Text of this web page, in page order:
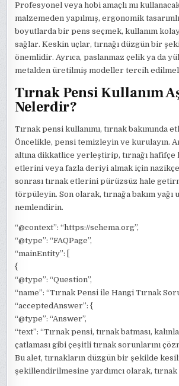
Profesyonel veya hobi amaçlı mı
malzemeden yapılmış, ergonomik
boyutlarda bir pens seçmek, kullanım
sağlar. Keskin uçlar, tırnağı düzgün bir
önemlidir. Ayrıca, paslanmaz çelik ya da
metalden üretilmiş modeller tercih
Tırnak Pensi Kullanım
Nelerdir?
Tırnak pensi kullanımı, tırnak bakımında
Öncelikle, pensi temizleyin ve kurulayın.
altına dikkatlice yerleştirip, tırnağı hafifçe
etlerini veya fazla deriyi almak için nazikçe
sonrası tırnak etlerini pürüzsüz hale
törpüleyin. Son olarak, tırnağa bakım yağı
nemlendirin.
“@context”: “https://schema.org”,
“@type”: “FAQPage”,
“mainEntity”: [
{
“@type”: “Question”,
“name”: “Tırnak Pensi ile Hangi Tırnak
“acceptedAnswer”: {
“@type”: “Answer”,
“text”: “Tırnak pensi, tırnak batması,
çatlaması gibi çeşitli tırnak sorunlarını
Bu alet, tırnakların düzgün bir şekilde
şekillendirilmesine yardımcı olarak, tırnak